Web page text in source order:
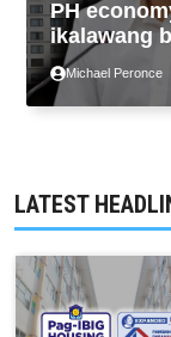
PH
ikalawang
2.3% GDP
Michael Peronce
LATEST